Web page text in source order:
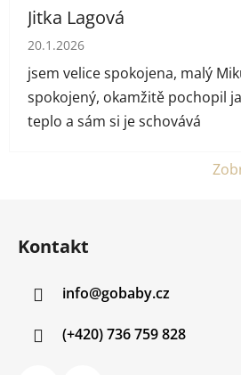
Jitka Lagová
Hodnocení obchodu je 5 z 5
20.1.2026
jsem velice spokojena, malý
spokojený, okamžitě pochopil
teplo a sám si je schovává
Kontakt
info@gobaby.cz
(+420) 736 759 828